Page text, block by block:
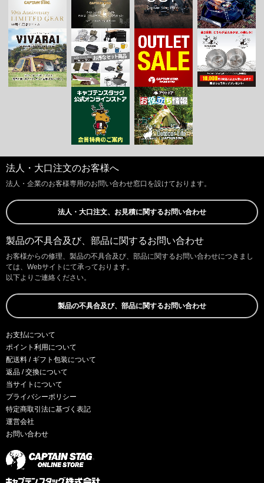
法人・大口注文のお客様へ
法人・企業のお客様専用のお問い合わせ窓口を設けております。
法人・大口注文、お見積に関するお問い合わせ
製品の不具合及び、部品に関するお問い合わせ
お客様からの修理、製品の不具合及び、部品に関するお問い合わせにつきまし
ては、Webサイトにて承っております。
以下よりご連絡ください。
製品の不具合及び、部品に関するお問い合わせ
お支払について
ポイント利用について
配送料 / ギフト包装について
返品 / 交換について
当サイトについて
プライバシーポリシー
特定商取引法に基づく表記
運営会社
お問い合わせ